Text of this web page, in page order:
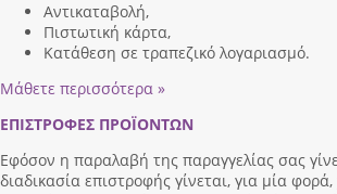
Αντικαταβολή,
Πιστωτική κάρτα,
Κατάθεση σε τραπεζικό λογαριασμό.
Μάθετε περισσότερα »
ΕΠΙΣΤΡΟΦΕΣ ΠΡΟΪΟΝΤΩΝ
Εφόσον η παραλαβή της παραγγελίας σας
διαδικασία επιστροφής γίνεται, για μία